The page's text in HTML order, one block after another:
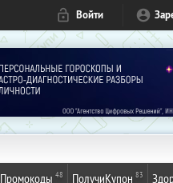
Войти
Промокоды 48 ПолучиКупон 83